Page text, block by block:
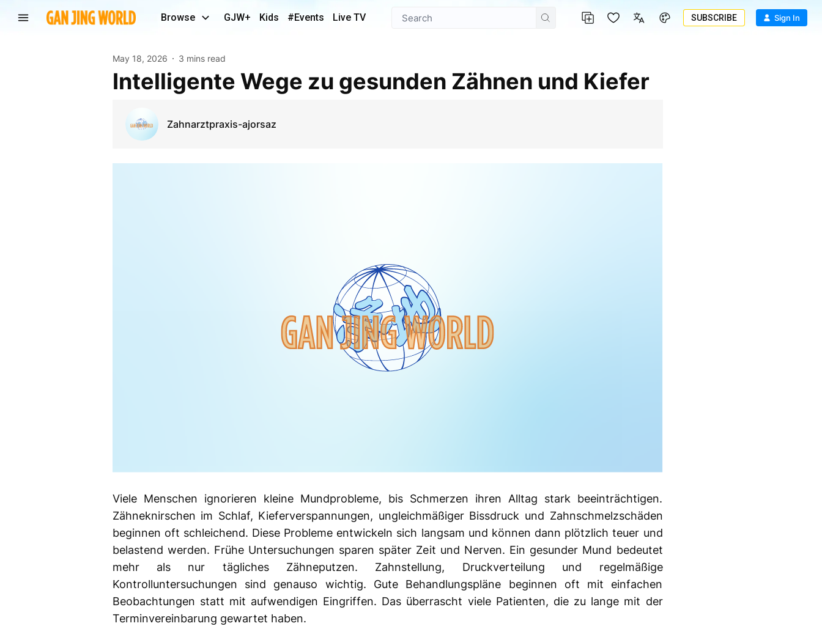
Browse GJW+ Kids #Events Live TV SUBSCRIBE Sign In
May 18, 2026 3 mins read
Intelligente Wege zu gesunden Zähnen und Kiefer
Zahnarztpraxis-ajorsaz
Viele Menschen ignorieren kleine Mundprobleme, bis Schmerzen ihren Alltag stark beeinträchtigen.
Zähneknirschen im Schlaf, Kieferverspannungen, ungleichmäßiger Bissdruck und Zahnschmelzschäden
beginnen oft schleichend. Diese Probleme entwickeln sich langsam und können dann plötzlich teuer und
belastend werden. Frühe Untersuchungen sparen später Zeit und Nerven. Ein gesunder Mund bedeutet
mehr als nur tägliches Zähneputzen. Zahnstellung, Druckverteilung und regelmäßige
Kontrolluntersuchungen sind genauso wichtig. Gute Behandlungspläne beginnen oft mit einfachen
Beobachtungen statt mit aufwendigen Eingriffen. Das überrascht viele Patienten, die zu lange mit der
Terminvereinbarung gewartet haben.